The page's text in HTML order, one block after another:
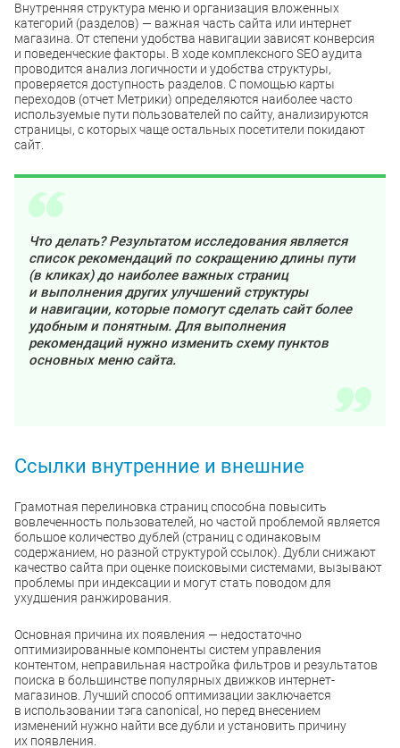
Внутренняя структура меню и организация вложенных
категорий (разделов) — важная часть сайта или интернет
магазина. От степени удобства навигации зависят конверсия
и поведенческие факторы. В ходе комплексного SEO аудита
проводится анализ логичности и удобства структуры,
проверяется доступность разделов. С помощью карты
переходов (отчет Метрики) определяются наиболее часто
используемые пути пользователей по сайту, анализируются
страницы, с которых чаще остальных посетители покидают
сайт.
Что делать? Результатом исследования является
список рекомендаций по сокращению длины пути
(в кликах) до наиболее важных страниц
и выполнения других улучшений структуры
и навигации, которые помогут сделать сайт более
удобным и понятным. Для выполнения
рекомендаций нужно изменить схему пунктов
основных меню сайта.
Ссылки внутренние и внешние
Грамотная перелиновка страниц способна повысить
вовлеченность пользователей, но частой проблемой является
большое количество дублей (страниц с одинаковым
содержанием, но разной структурой ссылок). Дубли снижают
качество сайта при оценке поисковыми системами, вызывают
проблемы при индексации и могут стать поводом для
ухудшения ранжирования.
Основная причина их появления — недостаточно
оптимизированные компоненты систем управления
контентом, неправильная настройка фильтров и результатов
поиска в большинстве популярных движков интернет-
магазинов. Лучший способ оптимизации заключается
в использовании тэга canonical, но перед внесением
изменений нужно найти все дубли и установить причину
их появления.